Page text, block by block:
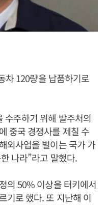
차 120량을 납품하기로
수주하기 위해 발주처의
중국 경쟁사를 제칠 수
외사업을 벌이는 국가 가
나라”라고 말했다.
의 50% 이상을 터키에서
기로 했다. 또 지난해 이